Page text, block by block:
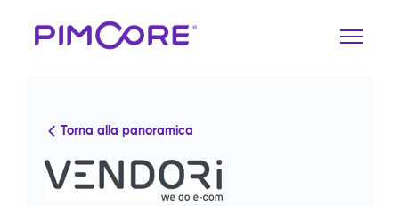
Torna alla panoramica